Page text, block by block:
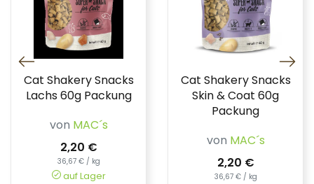
Cat Shakery Snacks
Lachs 60g Packung
von MAC´s
2,20 €
36,67 € / kg
auf Lager
Cat Shakery Snacks
Skin & Coat 60g
Packung
von MAC´s
2,20 €
36,67 € / kg